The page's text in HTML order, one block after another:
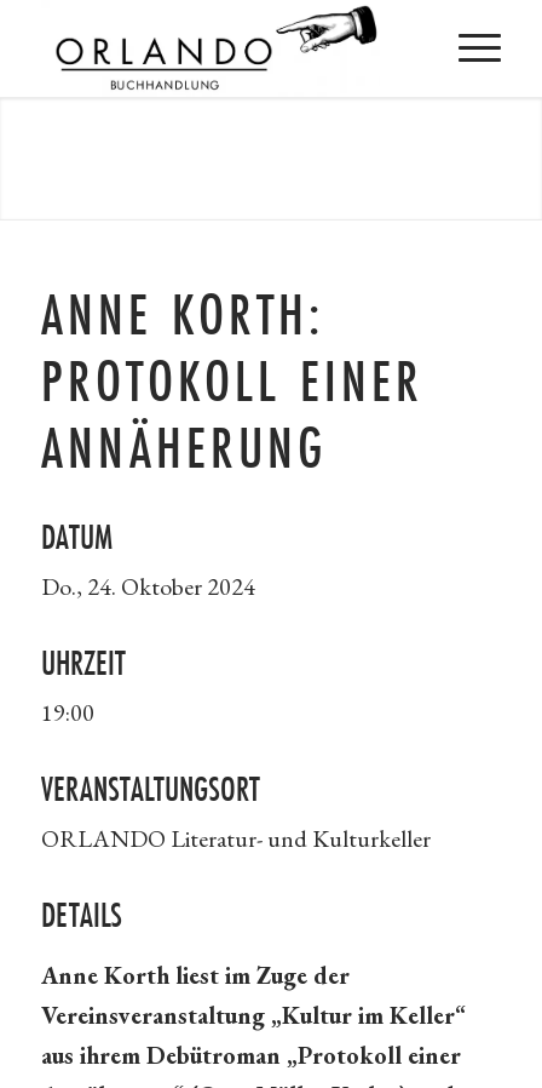
ANNE KORTH:
PROTOKOLL EINER
ANNÄHERUNG
DATUM
Do., 24. Oktober 2024
UHRZEIT
19:00
VERANSTALTUNGSORT
ORLANDO Literatur- und Kulturkeller
DETAILS
Anne Korth liest im Zuge der
Vereinsveranstaltung „Kultur im Keller“
aus ihrem Debütroman „Protokoll einer